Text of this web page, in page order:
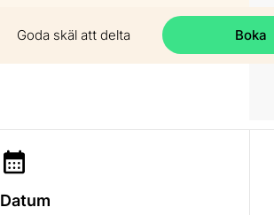
Goda skäl att delta Boka
Datum